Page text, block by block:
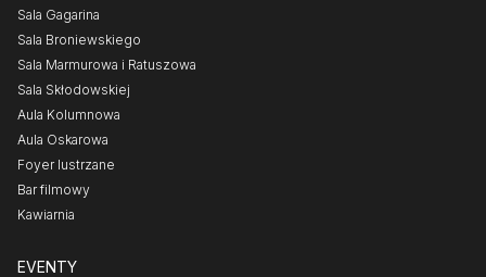
Sala Gagarina
Sala Broniewskiego
Sala Marmurowa i Ratuszowa
Sala Skłodowskiej
Aula Kolumnowa
Aula Oskarowa
Foyer lustrzane
Bar filmowy
Kawiarnia
EVENTY